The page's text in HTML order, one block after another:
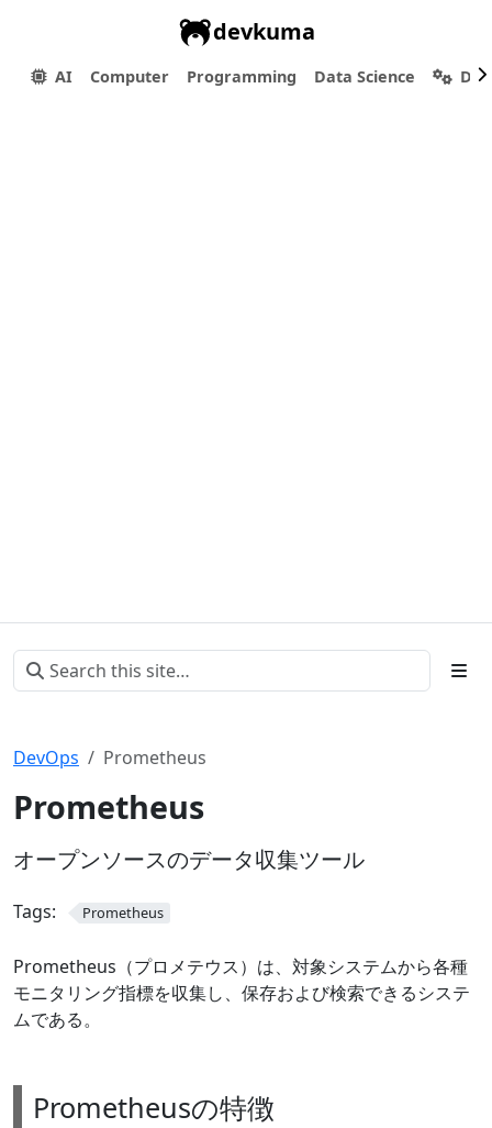
devkuma
AI Computer Programming Data Science
DevOps Prometheus
Prometheus
オープンソースのデータ収集ツール
Tags: Prometheus
Prometheus（プロメテウス）は、対象システムから各種
モニタリング指標を収集し、保存および検索できるシステ
ムである。
Prometheusの特徴